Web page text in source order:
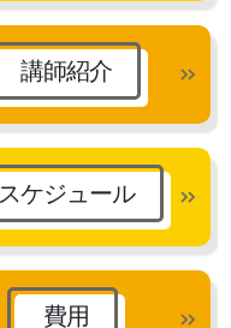
講師紹介
スケジュール
費用